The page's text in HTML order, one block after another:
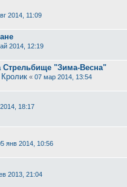
2014, 11:09
2014, 12:19
"Зима-Весна"
« 07 мар 2014, 13:54
18:17
янв 2014, 10:56
2013, 21:04